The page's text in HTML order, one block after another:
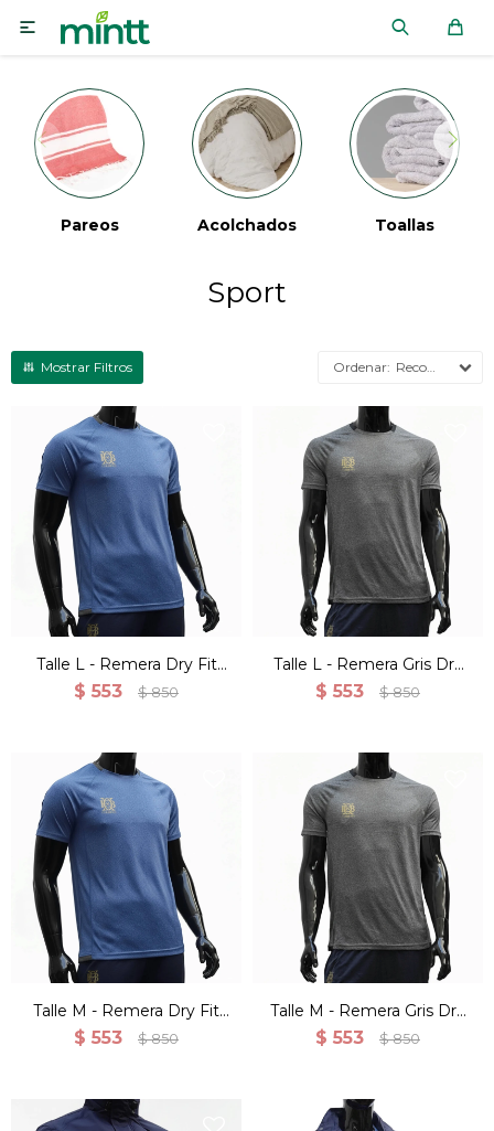

Acolchados Toallas Alfombras
Sport
Recomendados
Talle L - Remera Dry Fit
Manga Corta Para Hombre
$ 553 $ 850
Talle L - Remera Gris Dry
Fit Manga Corta Para
$ 553 $ 850
Talle M - Remera Dry Fit
Manga Corta Para Hombre
$ 553 $ 850
Talle M - Remera Gris Dry
Fit Manga Corta Para
$ 553 $ 850